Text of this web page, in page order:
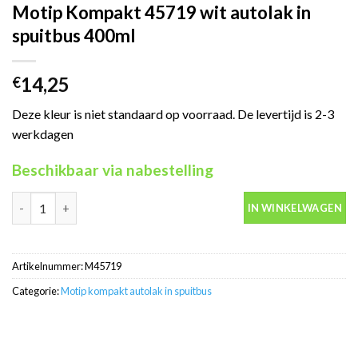
Motip Kompakt 45719 wit autolak in
spuitbus 400ml
€14,25
Deze kleur is niet standaard op voorraad. De levertijd is 2-3
werkdagen
Beschikbaar via nabestelling
Motip Kompakt 45719 wit autolak in spuitbus 400ml aantal
IN WINKELWAGEN
Artikelnummer:M45719
Categorie:Motip kompakt autolak in spuitbus